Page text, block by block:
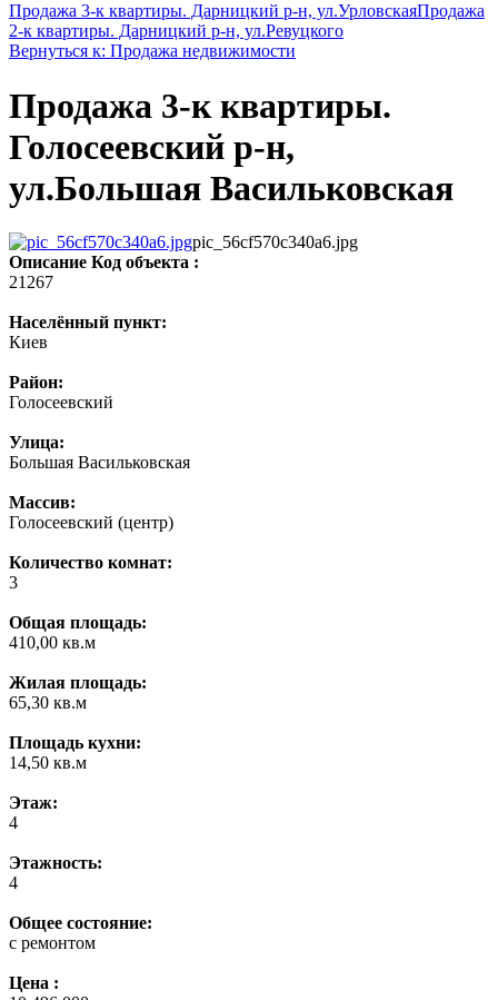
Продажа 3-к квартиры. Дарницкий р-н, ул.УрловскаяПродажа
2-к квартиры. Дарницкий р-н, ул.Ревуцкого
Вернуться к: Продажа недвижимости
Продажа 3-к квартиры.
Голосеевский р-н,
ул.Большая Васильковская
pic_56cf570c340a6.jpg
Описание Код объекта :
21267
Населённый пункт:
Киев
Район:
Голосеевский
Улица:
Большая Васильковская
Массив:
Голосеевский (центр)
Количество комнат:
3
Общая площадь:
410,00 кв.м
Жилая площадь:
65,30 кв.м
Площадь кухни:
14,50 кв.м
Этаж:
4
Этажность:
4
Общее состояние:
с ремонтом
Цена :